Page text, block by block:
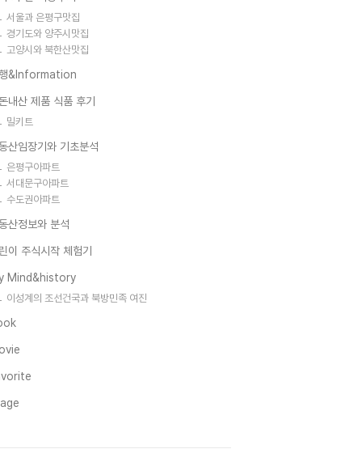
서울과 은평구맛집
경기도와 양주시맛집
고양시와 북한산맛집
&Information
내산 제품 식품 후기
밀키트
산임장기와 기초분석
은평구아파트
서대문구아파트
수도권아파트
산정보와 분석
이 주식시작 체험기
Mind&history
이성계의 조선건국과 북방민족 여진